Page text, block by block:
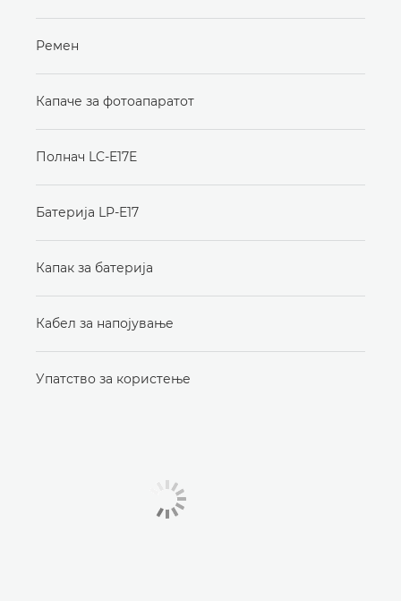
Ремен
Капаче за фотоапаратот
Полнач LC-E17E
Батерија LP-E17
Капак за батерија
Кабел за напојување
Упатство за користење